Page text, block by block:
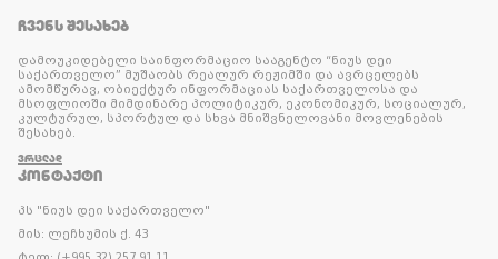
ᲩᲕᲔᲜᲡ ᲨᲔᲡᲐᲮᲔᲑ
დამოუკიდებელი საინფორმაციო სააგენტო “ნიუს დეი
საქართველო” მუშაობს რეალურ რეჟიმში და ავრცელებს
ამომწურავ, ობიექტურ ინფორმაციას საქართველოსა და
მსოფლიოში მიმდინარე პოლიტიკურ, ეკონომიკურ, სოციალურ,
კულტურულ, სპორტულ და სხვა მნიშვნელოვანი მოვლენების
შესახებ.
ᲕᲠᲪᲚᲐᲓ
ᲙᲝᲜᲢᲐᲥᲢᲘ
პს "ნიუს დეი საქართველო"
მის: ლეჩხუმის ქ. 43